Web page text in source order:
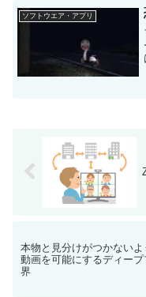
ソフトウエア・アプリ
本物と見分けがつかないよ
動画を可能にするディー
界